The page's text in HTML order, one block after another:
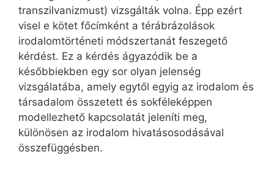
transzilvanizmust) vizsgálták volna. Épp ezért
visel e kötet főcímként a térábrázolások
irodalomtörténeti módszertanát feszegető
kérdést. Ez a kérdés ágyazódik be a
későbbiekben egy sor olyan jelenség
vizsgálatába, amely egytől egyig az irodalom és
társadalom összetett és sokféleképpen
modellezhető kapcsolatát jeleníti meg,
különösen az irodalom hivatásosodásával
összefüggésben.